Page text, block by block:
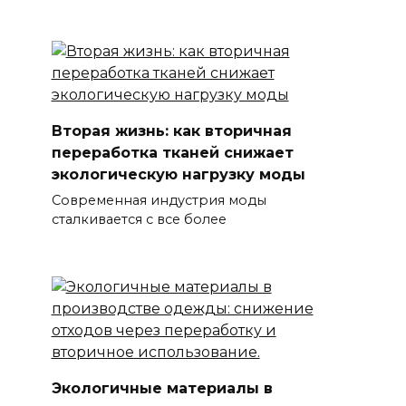
Вторая жизнь: как вторичная
переработка тканей снижает
экологическую нагрузку моды
Современная индустрия моды
сталкивается с все более
Экологичные материалы в